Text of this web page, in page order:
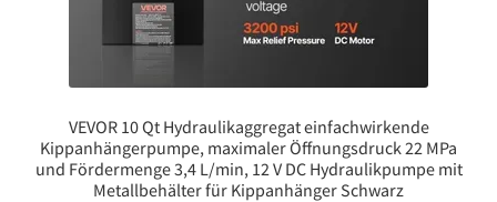
VEVOR 10 Qt Hydraulikaggregat einfachwirkende
Kippanhängerpumpe, maximaler Öffnungsdruck 22 MPa
und Fördermenge 3,4 L/min, 12 V DC Hydraulikpumpe mit
Metallbehälter für Kippanhänger Schwarz